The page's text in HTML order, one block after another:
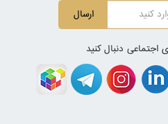
ارسال
اجتماعی دنبال کنید